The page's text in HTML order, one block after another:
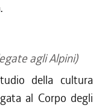
agli Alpini)
della cultura
al Corpo degli